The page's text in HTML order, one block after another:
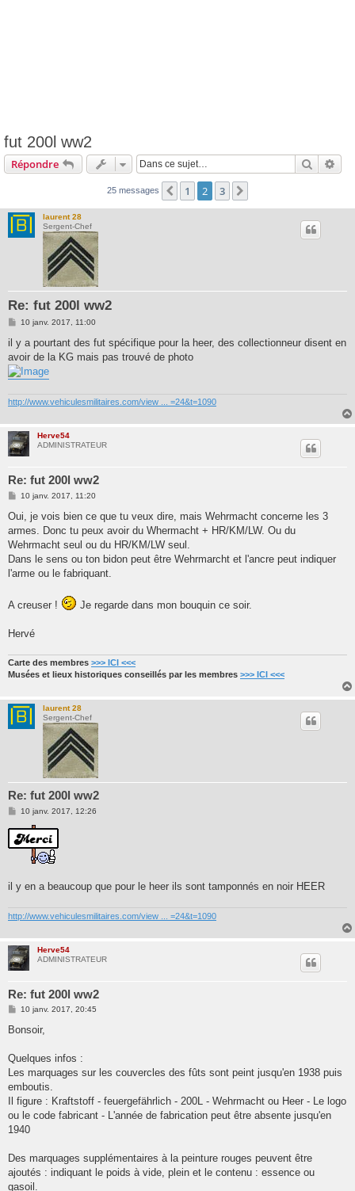
fut 200l ww2
Répondre
25 messages Précédente
1 2 3
laurent 28
Sergent-Chef
Re: fut 200l ww2
M
s
s
a
g
e
10 janv. 2017, 11:00
il y a pourtant des fut spécifique pour la heer, des collectionneur disent en
avoir de la KG mais pas trouvé de photo
http://www.vehiculesmilitaires.com/view ... =24&t=1090
Herve54
ADMINISTRATEUR
Re: fut 200l ww2
M
s
a
g
10 janv. 2017, 11:20
Oui, je vois bien ce que tu veux dire, mais Wehrmacht concerne les 3
armes. Donc tu peux avoir du Whermacht + HR/KM/LW. Ou du
Wehrmacht seul ou du HR/KM/LW seul.
Dans le sens ou ton bidon peut être Wehrmarcht et l'ancre peut indiquer
l'arme ou le fabriquant.
A creuser ! Je regarde dans mon bouquin ce soir.
Hervé
Carte des membres >>> ICI <<<
Musées et lieux historiques conseillés par les membres >>> ICI <<<
laurent 28
Sergent-Chef
Re: fut 200l ww2
M
s
s
a
10 janv. 2017, 12:26
il y en a beaucoup que pour le heer ils sont tamponnés en noir HEER
http://www.vehiculesmilitaires.com/view ... =24&t=1090
Herve54
ADMINISTRATEUR
Re: fut 200l ww2
M
s
g
10 janv. 2017, 20:45
Bonsoir,
Quelques infos :
Les marquages sur les couvercles des fûts sont peint jusqu'en 1938 puis
emboutis.
Il figure : Kraftstoff - feuergefährlich - 200L - Wehrmacht ou Heer - Le logo
ou le code fabricant - L'année de fabrication peut être absente jusqu'en
1940
Des marquages supplémentaires à la peinture rouges peuvent être
ajoutés : indiquant le poids à vide, plein et le contenu : essence ou
gasoil.